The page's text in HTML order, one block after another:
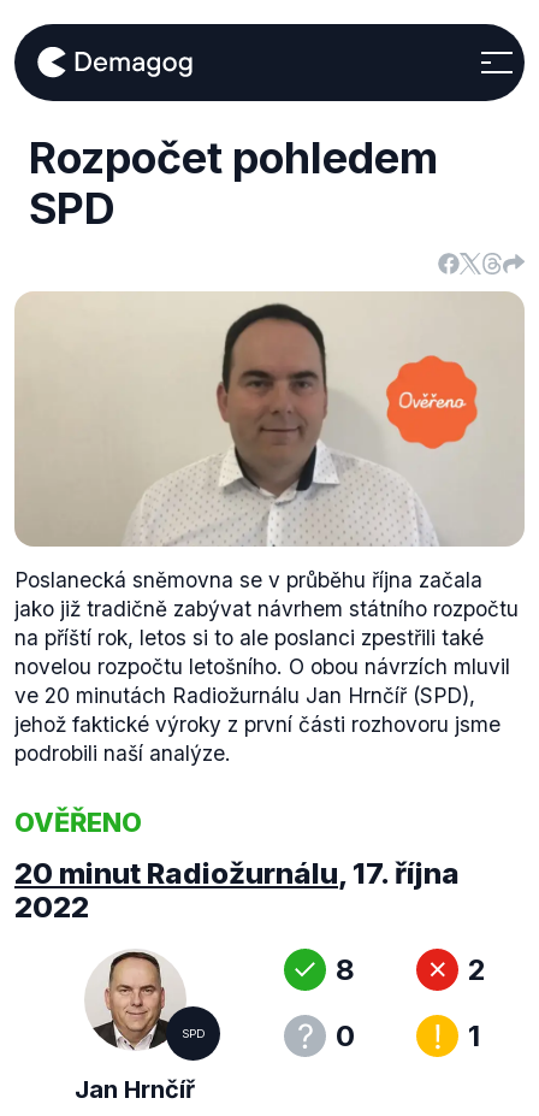
Rozpočet pohledem
SPD
Poslanecká sněmovna se v průběhu října začala
jako již tradičně zabývat návrhem státního rozpočtu
na příští rok, letos si to ale poslanci zpestřili také
novelou rozpočtu letošního. O obou návrzích mluvil
ve 20 minutách Radiožurnálu Jan Hrnčíř (SPD),
jehož faktické výroky z první části rozhovoru jsme
podrobili naší analýze.
OVĚŘENO
20 minut Radiožurnálu, 17. října
2022
SPD
Jan Hrnčíř
8
0
2
1